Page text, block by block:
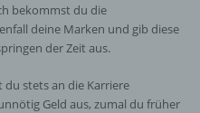
bekommst du die
deine Marken und gib diese
der Zeit aus.
du stets an die Karriere
Geld aus, zumal du früher